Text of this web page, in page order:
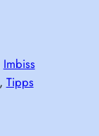
Imbiss
, Tipps